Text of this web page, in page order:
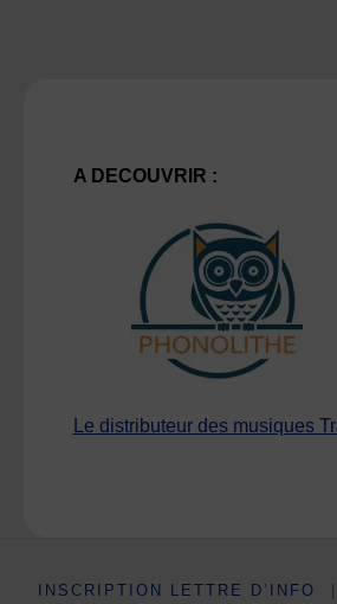
A DECOUVRIR :
Le distributeur des musiques
INSCRIPTION LETTRE D’INFO |